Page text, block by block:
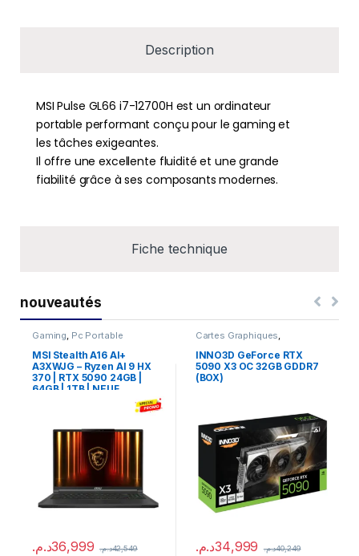
Description
Fiche technique
MSI Pulse GL66 i7-12700H est un ordinateur
portable performant conçu pour le gaming et
les tâches exigeantes.
Il offre une excellente fluidité et une grande
fiabilité grâce à ses composants modernes.
nouveautés
Gaming Pc Portable
MSI Stealth A16 AI+
A3XWJG – Ryzen AI 9 HX
370 | RTX 5090 24GB |
64GB | 1TB | NEUF
36,999د.م. 42,549د.م.
Cartes Graphiques
Composants Gaming
INNO3D GeForce RTX
5090 X3 OC 32GB GDDR7
(BOX)
34,999د.م. 40,249د.م.